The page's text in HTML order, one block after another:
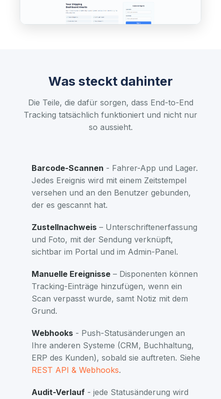
Was steckt dahinter
Die Teile, die dafür sorgen, dass End-to-End
Tracking tatsächlich funktioniert und nicht nur
so aussieht.
Barcode-Scannen - Fahrer-App und Lager.
Jedes Ereignis wird mit einem Zeitstempel
versehen und an den Benutzer gebunden,
der es gescannt hat.
Zustellnachweis – Unterschriftenerfassung
und Foto, mit der Sendung verknüpft,
sichtbar im Portal und im Admin-Panel.
Manuelle Ereignisse – Disponenten können
Tracking-Einträge hinzufügen, wenn ein
Scan verpasst wurde, samt Notiz mit dem
Grund.
Webhooks - Push-Statusänderungen an
Ihre anderen Systeme (CRM, Buchhaltung,
ERP des Kunden), sobald sie auftreten. Siehe
REST API & Webhooks.
Audit-Verlauf - jede Statusänderung wird